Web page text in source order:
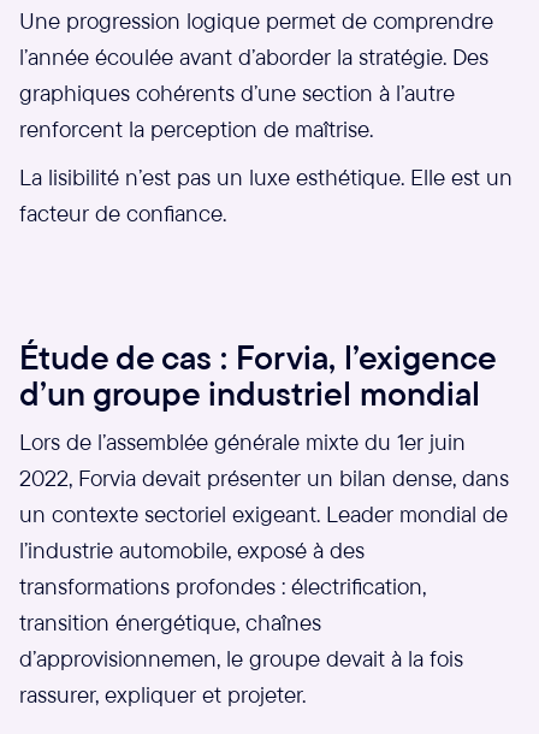
Une progression logique permet de comprendre
l’année écoulée avant d’aborder la stratégie. Des
graphiques cohérents d’une section à l’autre
renforcent la perception de maîtrise.
La lisibilité n’est pas un luxe esthétique. Elle est un
facteur de confiance.
Étude de cas : Forvia, l’exigence
d’un groupe industriel mondial
Lors de l’assemblée générale mixte du 1er juin
2022, Forvia devait présenter un bilan dense, dans
un contexte sectoriel exigeant. Leader mondial de
l’industrie automobile, exposé à des
transformations profondes : électrification,
transition énergétique, chaînes
d’approvisionnemen, le groupe devait à la fois
rassurer, expliquer et projeter.